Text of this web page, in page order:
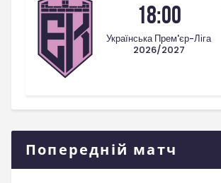
18:00
Українська Прем'єр-Ліга
2026/2027
Попередній матч